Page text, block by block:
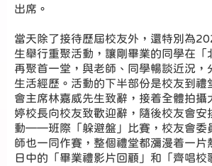
出席。
當天除了接待歷屆校友外，還特別為
生舉行重聚活動，讓剛畢業的同學在「
再聚首一堂，與老師、同學暢談近況，
生活經歷。活動的下半部份是校友到禮
會主席林嘉威先生致辭，接着全體拍攝
婷校長向校友致歡迎辭，隨後校友會安
動——班際「躲避盤」比賽，校友會委
師也一同作賽，整個禮堂都瀰漫着一片
日中的「畢業禮影片回顧」和「齊唱校